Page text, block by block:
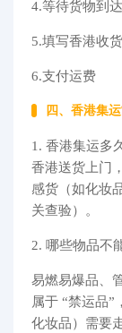
4.等待货物到
5.填写香港收
6.支付运费
四、香港集
1. 香港集运多
香港送货上门
感货（如化妆
关查验）。​
2. 哪些物品不
易燃易爆品、
属于 “禁运品
化妆品）需要